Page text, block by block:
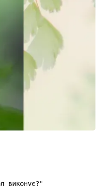
виконує?"